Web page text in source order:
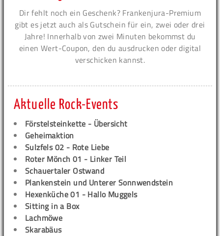
Dir fehlt noch ein Geschenk? Frankenjura-Premium
gibt es jetzt auch als Gutschein für ein, zwei oder drei
Jahre! Innerhalb von zwei Minuten bekommst du
einen Wert-Coupon, den du ausdrucken oder digital
verschicken kannst.
Aktuelle Rock-Events
Förstelsteinkette - Übersicht
Geheimaktion
Sulzfels 02 - Rote Liebe
Roter Mönch 01 - Linker Teil
Schauertaler Ostwand
Plankenstein und Unterer Sonnwendstein
Hexenküche 01 - Hallo Muggels
Sitting in a Box
Lachmöwe
Skarabäus